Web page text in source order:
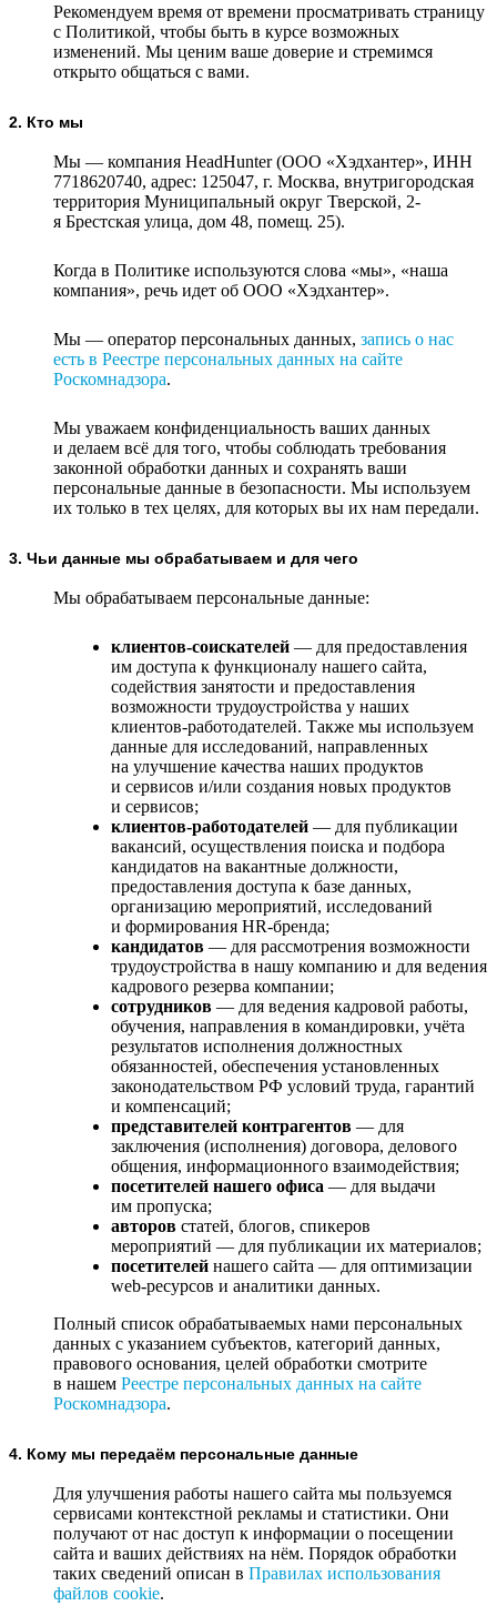
Рекомендуем время от времени просматривать страницу
с Политикой, чтобы быть в курсе возможных
изменений. Мы ценим ваше доверие и стремимся
открыто общаться с вами.
2. Кто мы
Мы — компания HeadHunter (ООО «Хэдхантер», ИНН
7718620740, адрес: 125047, г. Москва, внутригородская
территория Муниципальный округ Тверской, 2-
я Брестская улица, дом 48, помещ. 25).
Когда в Политике используются слова «мы», «наша
компания», речь идет об ООО «Хэдхантер».
Мы — оператор персональных данных, запись о нас
есть в Реестре персональных данных на сайте
Роскомнадзора.
Мы уважаем конфиденциальность ваших данных
и делаем всё для того, чтобы соблюдать требования
законной обработки данных и сохранять ваши
персональные данные в безопасности. Мы используем
их только в тех целях, для которых вы их нам передали.
3. Чьи данные мы обрабатываем и для чего
Мы обрабатываем персональные данные:
клиентов-соискателей — для предоставления
им доступа к функционалу нашего сайта,
содействия занятости и предоставления
возможности трудоустройства у наших
клиентов-работодателей. Также мы используем
данные для исследований, направленных
на улучшение качества наших продуктов
и сервисов и/или создания новых продуктов
и сервисов;
клиентов-работодателей — для публикации
вакансий, осуществления поиска и подбора
кандидатов на вакантные должности,
предоставления доступа к базе данных,
организацию мероприятий, исследований
и формирования HR-бренда;
кандидатов — для рассмотрения возможности
трудоустройства в нашу компанию и для ведения
кадрового резерва компании;
сотрудников — для ведения кадровой работы,
обучения, направления в командировки, учёта
результатов исполнения должностных
обязанностей, обеспечения установленных
законодательством РФ условий труда, гарантий
и компенсаций;
представителей контрагентов — для
заключения (исполнения) договора, делового
общения, информационного взаимодействия;
посетителей нашего офиса — для выдачи
им пропуска;
авторов статей, блогов, спикеров
мероприятий — для публикации их материалов;
посетителей нашего сайта — для оптимизации
web-ресурсов и аналитики данных.
Полный список обрабатываемых нами персональных
данных с указанием субъектов, категорий данных,
правового основания, целей обработки смотрите
в нашем Реестре персональных данных на сайте
Роскомнадзора.
4. Кому мы передаём персональные данные
Для улучшения работы нашего сайта мы пользуемся
сервисами контекстной рекламы и статистики. Они
получают от нас доступ к информации о посещении
сайта и ваших действиях на нём. Порядок обработки
таких сведений описан в Правилах использования
файлов cookie.